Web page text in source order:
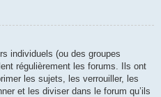
individuels (ou des groupes
régulièrement les forums. Ils ont
les sujets, les verrouiller, les
et les diviser dans le forum qu’ils